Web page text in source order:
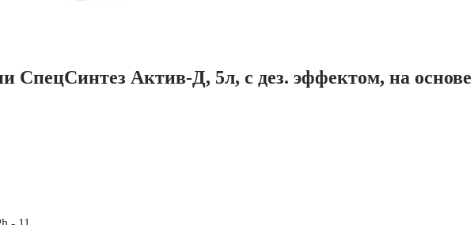
СпецСинтез Актив-Д, 5л, с дез. эффектом, на